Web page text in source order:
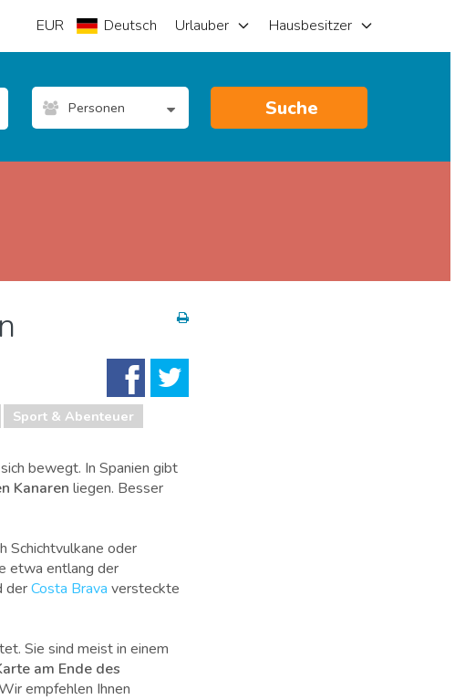
EUR Deutsch Urlauber Hausbesitzer
Personen Suche
Sport & Abenteuer
bewegt. In Spanien gibt
Kanaren liegen. Besser
Schichtvulkane oder
etwa entlang der
derCosta Brava versteckte
Sie sind meist in einem
am Ende des
empfehlen Ihnen